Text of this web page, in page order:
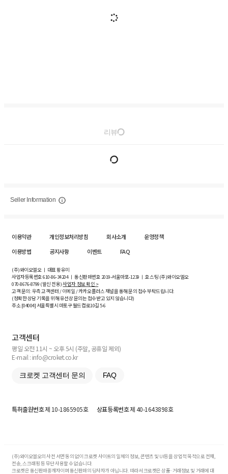
리뷰
Seller Information
이용약관 개인정보처리방침 회사소개
운영정책
이용방법
공지사항 이벤트 FAQ
(주)와이오엘오 ㅣ 대표 황유미
사업자등록번호610-86-34204ㅣ 통신판매번호 2019-서울마포-1239 ㅣ 호스팅 (주)와이오엘오
070-8676-8799 (발신 전용)사업자 정보 확인 >
고객 문의: 우측 고객센터 / 이메일 / 카카오플러스 채널을 통해 문의 접수 부탁드립니다.
(정확한 상담 기록을 위해 유선상 문의는 접수받고 있지 않습니다)
주소 [04004] 서울특별시 마포구 월드컵로10길5-6
고객센터
평일 오전 11시 ~ 오후 5시 (주말, 공휴일 제외)
E-mail : info@croket.co.kr
크로켓 고객센터 문의 FAQ
특허출원번호제 10-1865905호 상표등록번호제 40-1643898호
(주)와이오엘오의 사전 서면 동의 없이 크로켓 사이트의 일체의 정보, 콘텐츠 및 UI등을 상업적 목적으로 전재,
전송, 스크래핑 등 무단 사용할 수 없습니다.
크로켓은 통신판매중개자이며 통신판매의 당사자가 아닙니다. 따라서 크로켓은 상품·거래정보 및 거래에 대